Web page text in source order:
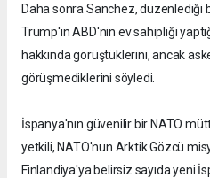
Daha sonra Sanchez, düzenlediği
Trump'ın ABD'nin ev sahipliği
hakkında görüştüklerini, ancak
görüşmediklerini söyledi.
İspanya'nın güvenilir bir NATO
yetkili, NATO'nun Arktik Gözcü
Finlandiya'ya belirsiz sayıda yeni